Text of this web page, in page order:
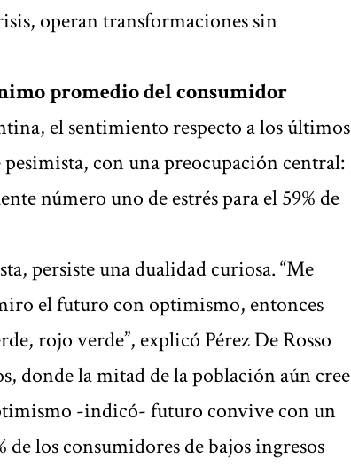
operan transformaciones sin
promedio del consumidor
el sentimiento respecto a los últimos
con una preocupación central:
número uno de estrés para el 59% de
persiste una dualidad curiosa. “Me
el futuro con optimismo, entonces
rojo verde”, explicó Pérez De Rosso
donde la mitad de la población aún cree
-indicó- futuro convive con un
de los consumidores de bajos ingresos